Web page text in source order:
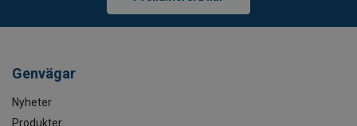
Genvägar
Nyheter
Produkter